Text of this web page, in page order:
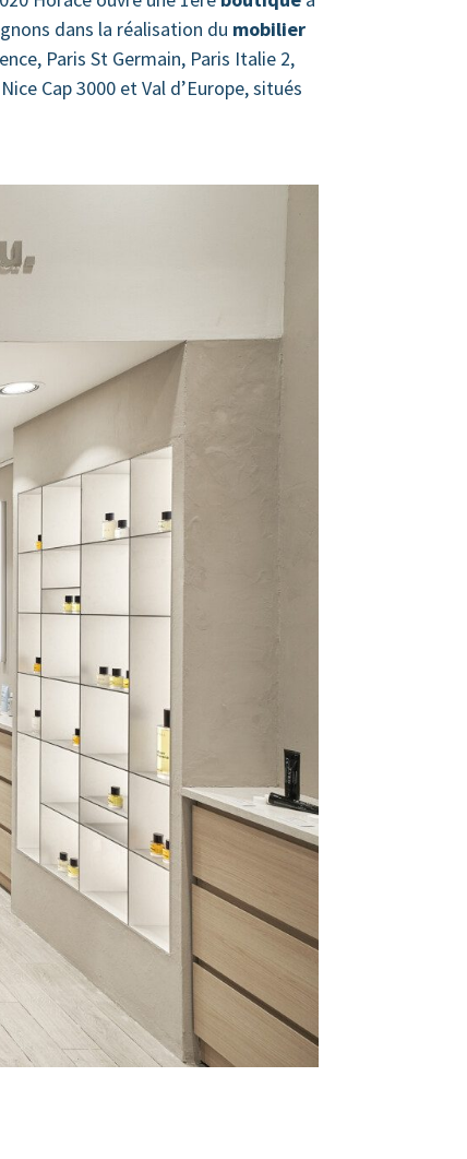
dans la réalisation du mobilier
Paris St Germain, Paris Italie 2,
Cap 3000 et Val d’Europe, situés